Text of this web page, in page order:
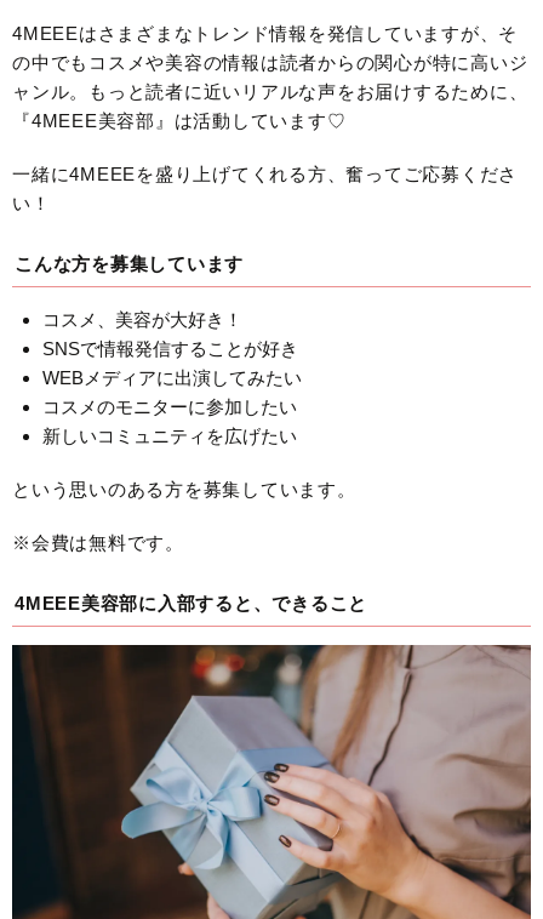
4MEEEはさまざまなトレンド情報を発信していますが、そ
の中でもコスメや美容の情報は読者からの関心が特に高いジ
ャンル。もっと読者に近いリアルな声をお届けするために、
『4MEEE美容部』は活動しています♡
一緒に4MEEEを盛り上げてくれる方、奮ってご応募くださ
い！
こんな方を募集しています
コスメ、美容が大好き！
SNSで情報発信することが好き
WEBメディアに出演してみたい
コスメのモニターに参加したい
新しいコミュニティを広げたい
という思いのある方を募集しています。
※会費は無料です。
4MEEE美容部に入部すると、できること